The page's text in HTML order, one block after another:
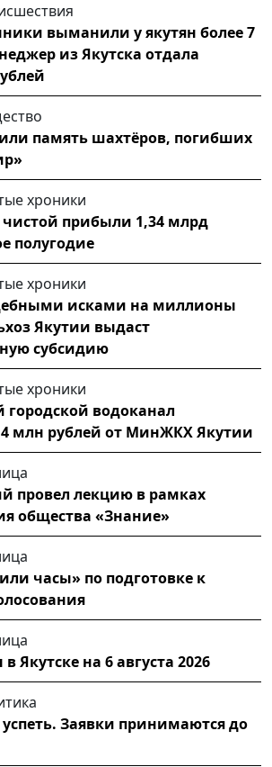
выманили у якутян более 7
из Якутска отдала
память шахтёров, погибших
хроники
прибыли 1,34 млрд
полугодие
хроники
исками на миллионы
Якутии выдаст
субсидию
хроники
водоканал
млн рублей от МинЖКХ Якутии
провел лекцию в рамках
общества «Знание»
часы» по подготовке к
Якутске на 6 августа 2026
Заявки принимаются до